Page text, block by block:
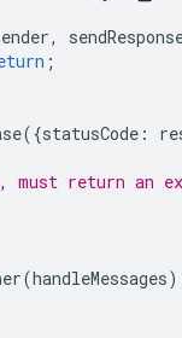
,
;
({statusCode :
must return an
(handleMessages